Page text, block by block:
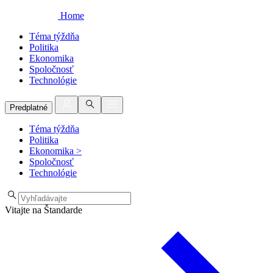
Home
Téma týždňa
Politika
Ekonomika
Spoločnosť
Technológie
Predplatné
Téma týždňa
Politika
Ekonomika >
Spoločnosť
Technológie
Vitajte na Štandarde